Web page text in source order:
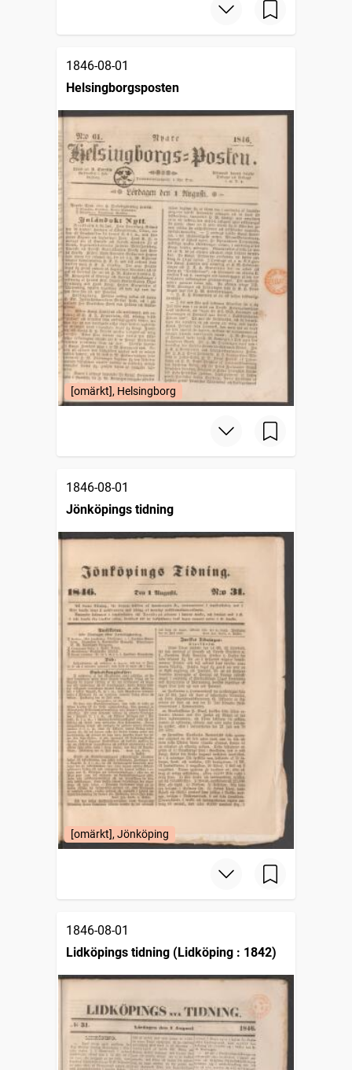
1846-08-01
Helsingborgsposten
[omärkt], Helsingborg
1846-08-01
Jönköpings tidning
[omärkt], Jönköping
1846-08-01
Lidköpings tidning (Lidköping : 1842)